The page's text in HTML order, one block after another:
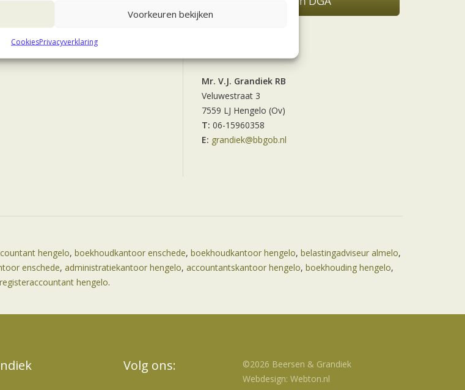
Voorkeuren bekijken
CookiesPrivacyverklaring
Mr. V.J. Grandiek RB
Veluwestraat 3
7559 LJ Hengelo (Ov)
T: 06-15960358
E: grandiek@bbgob.nl
hengelo, boekhoudkantoor enschede, boekhoudkantoor hengelo, belastingadviseur almelo,
enschede, administratiekantoor hengelo, accountantskantoor hengelo, boekhouding hengelo,
registeraccountant hengelo.
Volg ons:
©2026 Beersen & Grandiek
Webdesign: Webton.nl